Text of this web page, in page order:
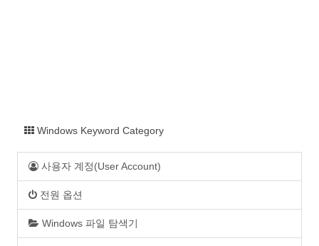
Windows Keyword Category
사용자 계정(User Account)
전원 옵션
Windows 파일 탐색기